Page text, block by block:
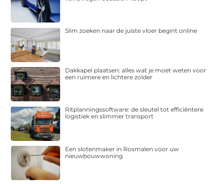
Slim zoeken naar de juiste vloer begint online
Dakkapel plaatsen: alles wat je moet weten voor
een ruimere en lichtere zolder
Ritplanningssoftware: de sleutel tot efficiëntere
logistiek en slimmer transport
Een slotenmaker in Rosmalen voor uw
nieuwbouwwoning